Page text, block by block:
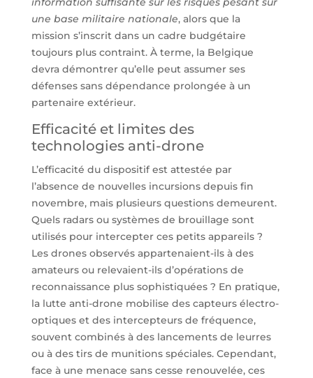
une base militaire nationale, alors que la
mission s’inscrit dans un cadre budgétaire
toujours plus contraint. À terme, la Belgique
devra démontrer qu’elle peut assumer ses
défenses sans dépendance prolongée à un
partenaire extérieur.
Efficacité et limites des
technologies anti-drone
L’efficacité du dispositif est attestée par
l’absence de nouvelles incursions depuis fin
novembre, mais plusieurs questions demeurent.
Quels radars ou systèmes de brouillage sont
utilisés pour intercepter ces petits appareils ?
Les drones observés appartenaient-ils à des
amateurs ou relevaient-ils d’opérations de
reconnaissance plus sophistiquées ? En pratique,
la lutte anti-drone mobilise des capteurs électro-
optiques et des intercepteurs de fréquence,
souvent combinés à des lancements de leurres
ou à des tirs de munitions spéciales. Cependant,
face à une menace sans cesse renouvelée, ces